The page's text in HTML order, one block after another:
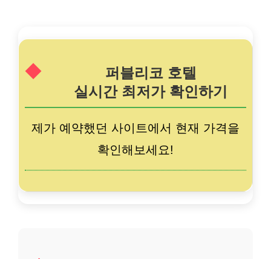
퍼블리코 호텔
실시간 최저가 확인하기
제가 예약했던 사이트에서 현재 가격을
확인해보세요!